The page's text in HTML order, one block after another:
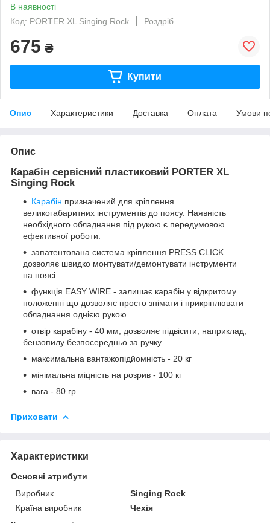
В наявності
Код: PORTER XL Singing Rock
Роздріб
675 ₴
Купити
Опис Характеристики Доставка Оплата Умови
Опис
Карабін сервісний пластиковий PORTER XL
Singing Rock
Карабін призначений для кріплення
великогабаритних інструментів до поясу. Наявність
необхідного обладнання під рукою є передумовою
ефективної роботи.
запатентована система кріплення PRESS CLICK
дозволяє швидко монтувати/демонтувати інструменти
на поясі
функція EASY WIRE - залишає карабін у відкритому
положенні що дозволяє просто знімати і прикріплювати
обладнання однією рукою
отвір карабіну - 40 мм, дозволяє підвісити, наприклад,
бензопилу безпосередньо за ручку
максимальна вантажопідйомність - 20 кг
мінімальна міцність на розрив - 100 кг
вага - 80 гр
Приховати
Характеристики
Основні атрибути
Виробник
Singing Rock
Країна виробник
Чехія